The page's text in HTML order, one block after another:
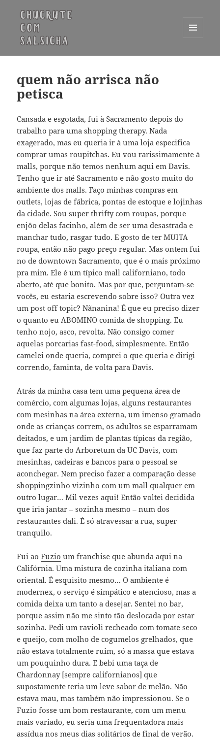
WIDGETS
quem não arrisca não
petisca
Cansada e esgotada, fui à Sacramento depois do
trabalho para uma shopping therapy. Nada
exagerado, mas eu queria ir à uma loja especifica
comprar umas roupitchas. Eu vou rarissimamente à
malls, porque não temos nenhum aqui em Davis.
Tenho que ir até Sacramento e não gosto muito do
ambiente dos malls. Faço minhas compras em
outlets, lojas de fábrica, pontas de estoque e lojinhas
da cidade. Sou super thrifty com roupas, porque
enjôo delas facinho, além de ser uma desastrada e
manchar tudo, rasgar tudo. E gosto de ter MUITA
roupa, então não pago preço regular. Mas ontem fui
no de downtown Sacramento, que é o mais próximo
pra mim. Ele é um típico mall californiano, todo
aberto, até que bonito. Mas por que, perguntam-se
vocês, eu estaria escrevendo sobre isso? Outra vez
um post off topic? Nãnanina! É que eu preciso dizer
o quanto eu ABOMINO comida de shopping. Eu
tenho nojo, asco, revolta. Não consigo comer
aquelas porcarias fast-food, simplesmente. Então
camelei onde queria, comprei o que queria e dirigi
correndo, faminta, de volta para Davis.
Atrás da minha casa tem uma pequena área de
comércio, com algumas lojas, alguns restaurantes
com mesinhas na área externa, um imenso gramado
onde as crianças correm, os adultos se esparramam
deitados, e um jardim de plantas típicas da região,
que faz parte do Arboretum da UC Davis, com
mesinhas, cadeiras e bancos para o pessoal se
aconchegar. Nem preciso fazer a comparação desse
shoppingzinho vizinho com um mall qualquer em
outro lugar… Mil vezes aqui! Então voltei decidida
que iria jantar – sozinha mesmo – num dos
restaurantes dali. É só atravessar a rua, super
tranquilo.
Fui aoFuzio um franchise que abunda aqui na
Califórnia. Uma mistura de cozinha italiana com
oriental. É esquisito mesmo… O ambiente é
modernex, o serviço é simpático e atencioso, mas a
comida deixa um tanto a desejar. Sentei no bar,
porque assim não me sinto tão deslocada por estar
sozinha. Pedi um ravioli recheado com tomate seco
e queijo, com molho de cogumelos grelhados, que
não estava totalmente ruim, só a massa que estava
um pouquinho dura. E bebi uma taça de
Chardonnay [sempre californianos] que
supostamente teria um leve sabor de melão. Não
estava mau, mas também não impressionou. Se o
Fuzio fosse um bom restaurante, com um menu
mais variado, eu seria uma frequentadora mais
assídua nos meus dias solitários de final de verão.